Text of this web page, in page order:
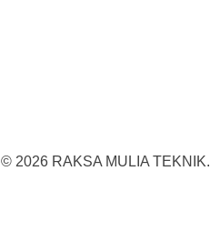
© 2026 RAKSA MULIA TEKNIK.